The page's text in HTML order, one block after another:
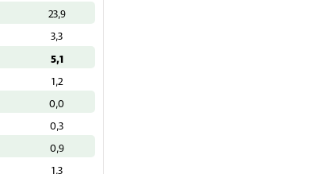
23,9
3,3
5,1
1,2
0,0
0,3
0,9
1,3